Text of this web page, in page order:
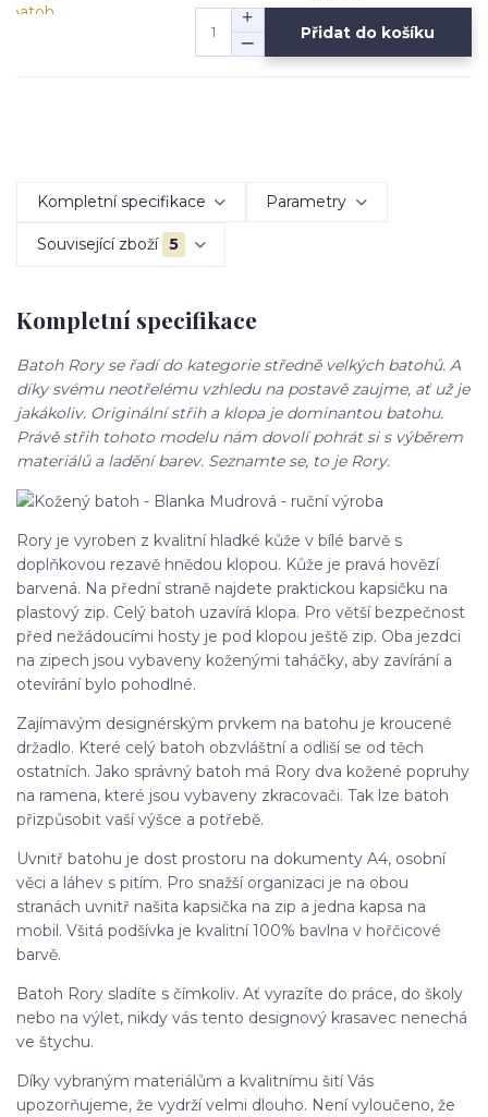
Přidat do košíku
Kompletní specifikace Parametry
Související zboží 5
Kompletní specifikace
Batoh Rory se řadí do kategorie středně velkých batohů. A
díky svému neotřelému vzhledu na postavě zaujme, ať už je
jakákoliv. Originální střih a klopa je dominantou batohu.
Právě střih tohoto modelu nám dovolí pohrát si s výběrem
materiálů a ladění barev. Seznamte se, to je Rory.
Rory je vyroben z kvalitní hladké kůže v bílé barvě s
doplňkovou rezavě hnědou klopou. Kůže je pravá hovězí
barvená. Na přední straně najdete praktickou kapsičku na
plastový zip. Celý batoh uzavírá klopa. Pro větší bezpečnost
před nežádoucími hosty je pod klopou ještě zip. Oba jezdci
na zipech jsou vybaveny koženými taháčky, aby zavírání a
otevírání bylo pohodlné.
Zajímavým designérským prvkem na batohu je kroucené
držadlo. Které celý batoh obzvláštní a odliší se od těch
ostatních. Jako správný batoh má Rory dva kožené popruhy
na ramena, které jsou vybaveny zkracovači. Tak lze batoh
přizpůsobit vaší výšce a potřebě.
Uvnitř batohu je dost prostoru na dokumenty A4, osobní
věci a láhev s pitím. Pro snažší organizaci je na obou
stranách uvnitř našita kapsička na zip a jedna kapsa na
mobil. Všitá podšívka je kvalitní 100% bavlna v hořčicové
barvě.
Batoh Rory sladíte s čímkoliv. Ať vyrazíte do práce, do školy
nebo na výlet, nikdy vás tento designový krasavec nenechá
ve štychu.
Díky vybraným materiálům a kvalitnímu šití Vás
upozorňujeme, že vydrží velmi dlouho. Není vyloučeno, že